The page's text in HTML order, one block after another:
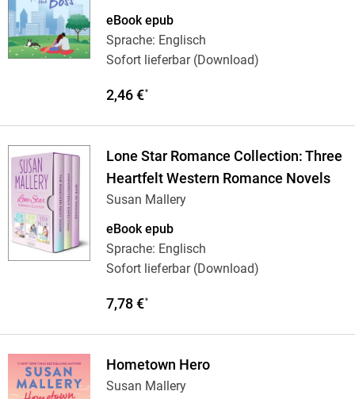
eBook epub
Sprache: Englisch
Sofort lieferbar (Download)
2,46 €*
Lone Star Romance Collection: Three
Heartfelt Western Romance Novels
Susan Mallery
eBook epub
Sprache: Englisch
Sofort lieferbar (Download)
7,78 €*
Hometown Hero
Susan Mallery